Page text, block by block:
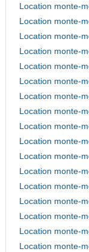
Location monte-
Location monte-
Location monte-
Location monte-
Location monte-
Location monte-
Location monte-
Location monte-
Location monte-
Location monte-
Location monte-
Location monte-
Location monte-
Location monte-
Location monte-
Location monte-
Location monte-